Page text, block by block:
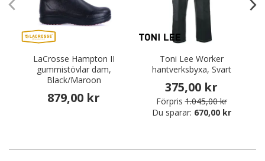
LaCrosse Hampton II
gummistövlar dam,
Black/Maroon
879,00 kr
Toni Lee Worker
hantverksbyxa, Svart
375,00 kr
Förpris 1.045,00 kr
Du sparar: 670,00 kr